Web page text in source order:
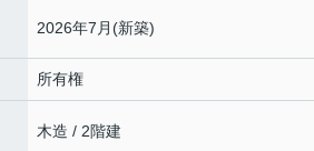
2026年7月(新築)
所有権
木造 / 2階建